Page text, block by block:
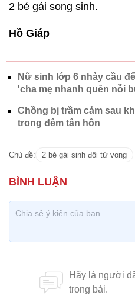
2 bé gái song sinh.
Hồ Giáp
Nữ sinh lớp 6 nhảy cầu
'cha mẹ nhanh quên nỗi
Chồng bị trầm cảm sau
trong đêm tân hôn
Chủ đề: 2 bé gái sinh đôi tử vong